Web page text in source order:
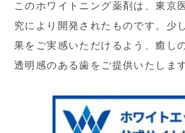
このホワイトニング薬剤は、東京
究により開発されたものです。少
果をご実感いただけるよう、癒し
透明感のある歯をご提供いたします